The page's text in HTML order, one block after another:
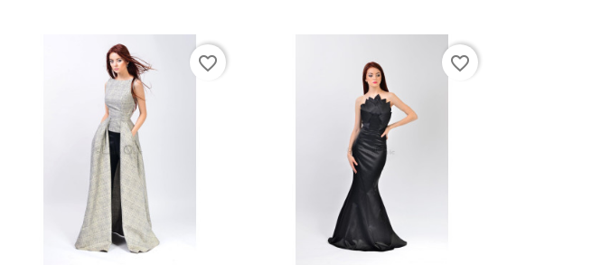
favorite_border favorite_border